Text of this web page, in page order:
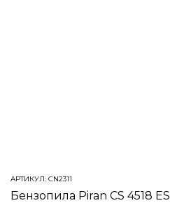
АРТИКУЛ: CN2311
Бензопила Piran CS 4518 ES